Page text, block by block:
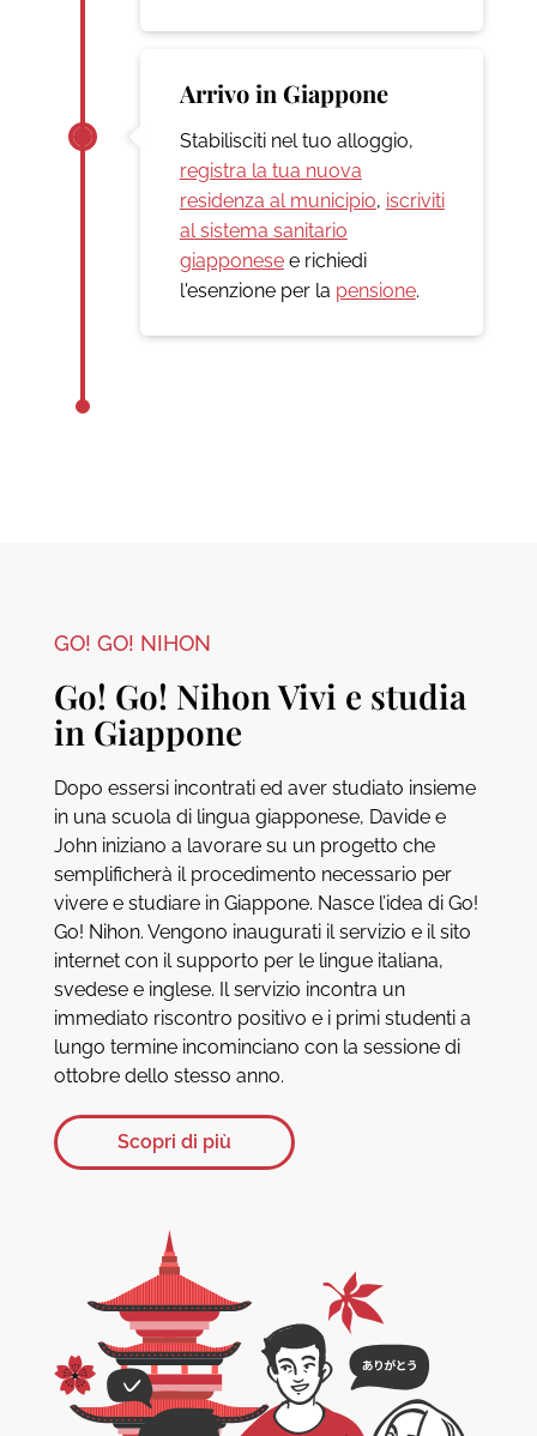
Arrivo in Giappone
Stabilisciti nel tuo alloggio,
registra la tua nuova
residenza al municipio, iscriviti
al sistema sanitario
giapponesee richiedi
l'esenzione per la pensione.
GO! GO! NIHON
Go! Go! Nihon Vivi e studia
in Giappone
Dopo essersi incontrati ed aver studiato insieme
in una scuola di lingua giapponese, Davide e
John iniziano a lavorare su un progetto che
semplificherà il procedimento necessario per
vivere e studiare in Giappone. Nasce l’idea di Go!
Go! Nihon. Vengono inaugurati il servizio e il sito
internet con il supporto per le lingue italiana,
svedese e inglese. Il servizio incontra un
immediato riscontro positivo e i primi studenti a
lungo termine incominciano con la sessione di
ottobre dello stesso anno.
Scopri di più